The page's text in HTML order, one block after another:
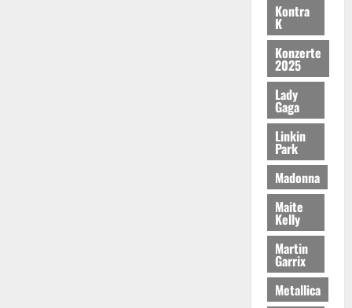
Kontra
K
Konzerte
2025
Lady
Gaga
Linkin
Park
Madonna
Maite
Kelly
Martin
Garrix
Metallica